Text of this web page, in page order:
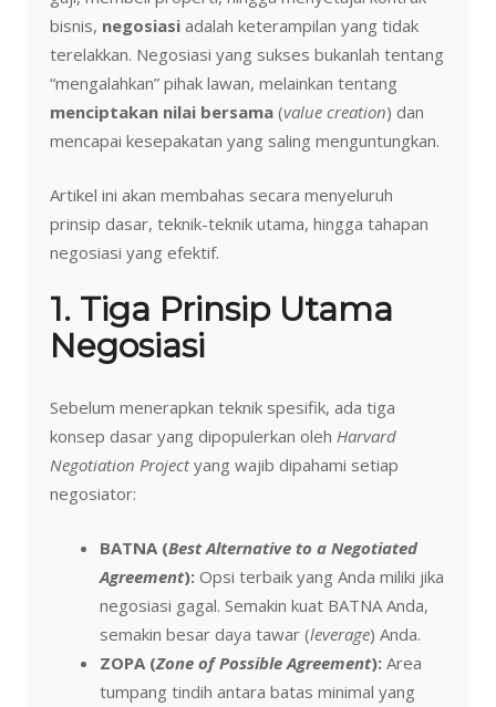
bisnis, negosiasi adalah keterampilan yang tidak
terelakkan. Negosiasi yang sukses bukanlah tentang
“mengalahkan” pihak lawan, melainkan tentang
menciptakan nilai bersama (value creation) dan
mencapai kesepakatan yang saling menguntungkan.
Artikel ini akan membahas secara menyeluruh
prinsip dasar, teknik-teknik utama, hingga tahapan
negosiasi yang efektif.
1. Tiga Prinsip Utama
Negosiasi
Sebelum menerapkan teknik spesifik, ada tiga
konsep dasar yang dipopulerkan oleh Harvard
Negotiation Projectyang wajib dipahami setiap
negosiator:
BATNA (Best Alternative to a Negotiated
Agreement): Opsi terbaik yang Anda miliki jika
negosiasi gagal. Semakin kuat BATNA Anda,
semakin besar daya tawar (leverage) Anda.
ZOPA (Zone of Possible Agreement): Area
tumpang tindih antara batas minimal yang